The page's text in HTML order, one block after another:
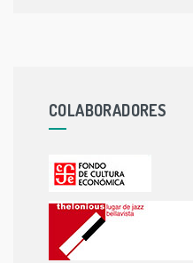
COLABORADORES